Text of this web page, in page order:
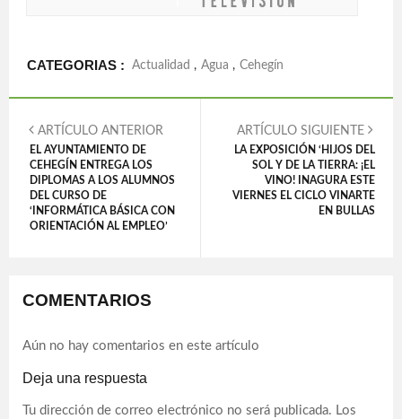
CATEGORIAS : Actualidad , Agua , Cehegín
ARTÍCULO ANTERIOR
EL AYUNTAMIENTO DE
CEHEGÍN ENTREGA LOS
DIPLOMAS A LOS ALUMNOS
DEL CURSO DE
‘INFORMÁTICA BÁSICA CON
ORIENTACIÓN AL EMPLEO’
ARTÍCULO SIGUIENTE
LA EXPOSICIÓN ‘HIJOS DEL
SOL Y DE LA TIERRA: ¡EL
VINO! INAGURA ESTE
VIERNES EL CICLO VINARTE
EN BULLAS
COMENTARIOS
Aún no hay comentarios en este artículo
Deja una respuesta
Tu dirección de correo electrónico no será publicada. Los